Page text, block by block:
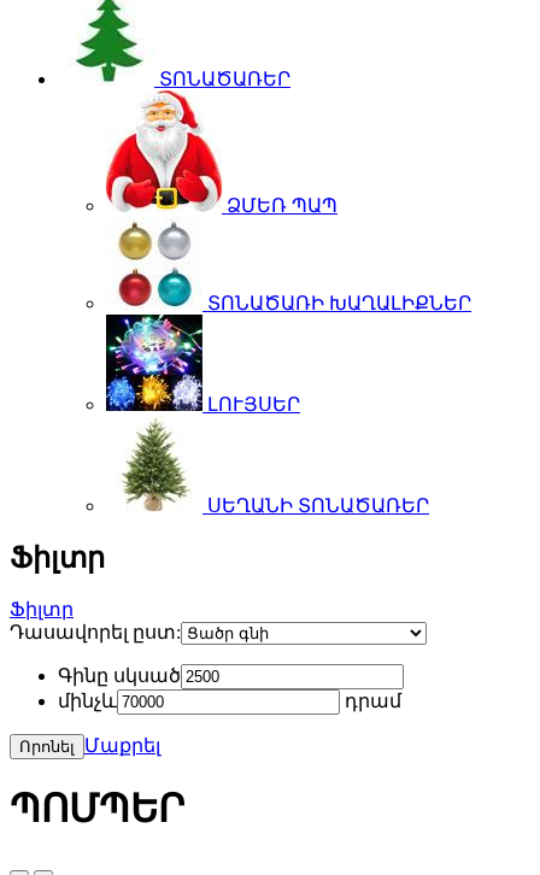
ՏՈՆԱԾԱՌԵՐ
ՁՄԵՌ ՊԱՊ
ՏՈՆԱԾԱՌԻ ԽԱՂԱԼԻՔՆԵՐ
ԼՈՒՅՍԵՐ
ՍԵՂԱՆԻ ՏՈՆԱԾԱՌԵՐ
Ֆիլտր
Ֆիլտր
Դասավորել ըստ:
Գինը սկսած
մինչև
դրամ
Մաքրել
ՊՈՄՊԵՐ